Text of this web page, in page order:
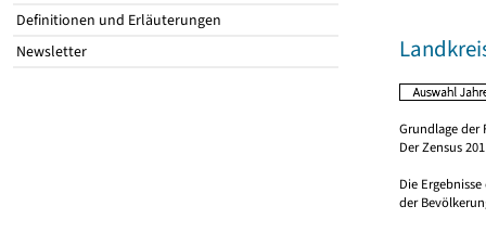
Definitionen und Erläuterungen
Newsletter
Grundlage der
Der Zensus
Die
der